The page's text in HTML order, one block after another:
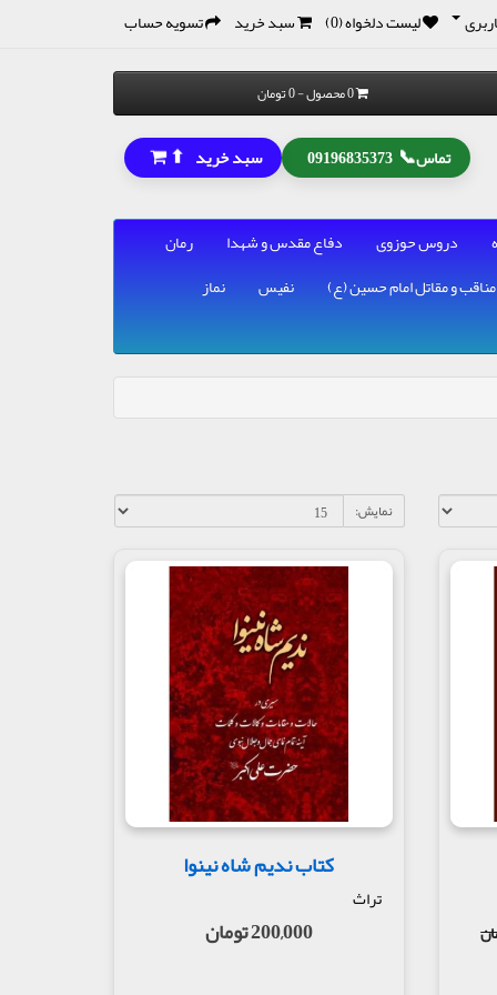
لیست دلخواه (0) سبد خرید تسویه حساب
0 محصول - 0 تومان
تماس📞
09196835373 سبد خرید ⬆
دروس حوزوی دفاع مقدس و شهدا
رمان
مناقب و مقاتل امام حسین (ع)
نفیس نماز
نمایش:
کتاب نديم شاه نينوا
تراث
200,000 تومان